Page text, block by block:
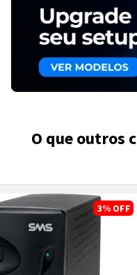
O que outros
3% OFF